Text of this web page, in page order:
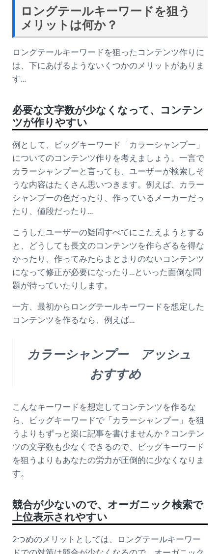
ロングテールキーワードを狙う
メリットは何か？
ロングテールキーワードを狙ったコンテンツ作りに
は、下にあげるようないくつかのメリットがありま
す…
必要な文字数が少なくなって、コンテン
ツが作りやすい
例として、ビッグキーワード「カラーシャンプー」
についてのコンテンツ作りを考えましょう。一言で
カラーシャンプーと言っても、ユーザーが検索しそ
うな内容はたくさん思いつきます。例えば、カラー
シャンプーの色だったり、作っているメーカーだっ
たり、値段だったり…
こうしたユーザーの疑問すべてにこたえようとする
と、どうしても長文のコンテンツを作らざるを得な
かったり、作ってみたらまとまりのないコンテンツ
になって修正が必要になったり…といった面倒な問
題が待っていたりします。
一方、最初からロングテールキーワードを想定した
コンテンツを作るなら、例えば…
カラーシャンプー アッシュ
おすすめ
こんなキーワードを想定してコンテンツを作るな
ら、ビッグキーワードで「カラーシャンプー」を狙
うよりもずっと楽に記事を書けませんか？コンテン
ツの文字数も少なくできるので、ビッグキーワード
を狙うよりもあなたの労力が圧倒的に少なくなりま
す。
競合が少ないので、オーガニック検索で
上位表示されやすい
2つめのメリットとしては、ロングテールキーワー